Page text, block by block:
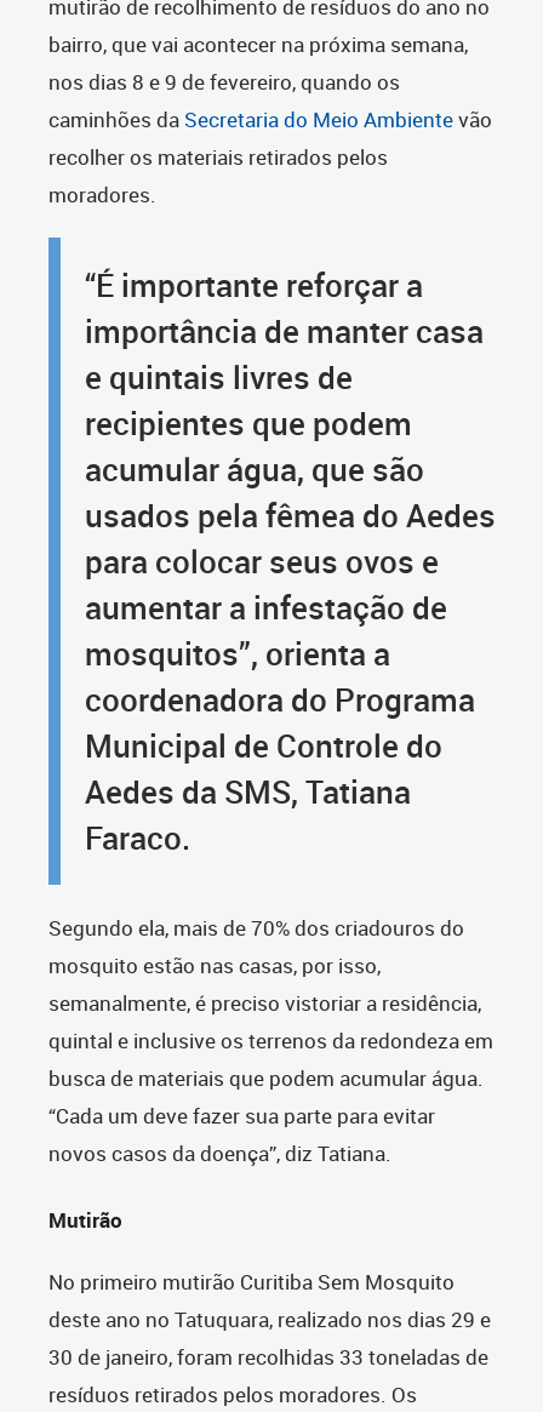
mutirão de recolhimento de resíduos do ano no
bairro, que vai acontecer na próxima semana,
nos dias 8 e 9 de fevereiro, quando os
caminhões da Secretaria do Meio Ambientevão
recolher os materiais retirados pelos
moradores.
“É importante reforçar a
importância de manter casa
e quintais livres de
recipientes que podem
acumular água, que são
usados pela fêmea do Aedes
para colocar seus ovos e
aumentar a infestação de
mosquitos”, orienta a
coordenadora do Programa
Municipal de Controle do
Aedes da SMS, Tatiana
Faraco.
Segundo ela, mais de 70% dos criadouros do
mosquito estão nas casas, por isso,
semanalmente, é preciso vistoriar a residência,
quintal e inclusive os terrenos da redondeza em
busca de materiais que podem acumular água.
“Cada um deve fazer sua parte para evitar
novos casos da doença”, diz Tatiana.
Mutirão
No primeiro mutirão Curitiba Sem Mosquito
deste ano no Tatuquara, realizado nos dias 29 e
30 de janeiro, foram recolhidas 33 toneladas de
resíduos retirados pelos moradores. Os